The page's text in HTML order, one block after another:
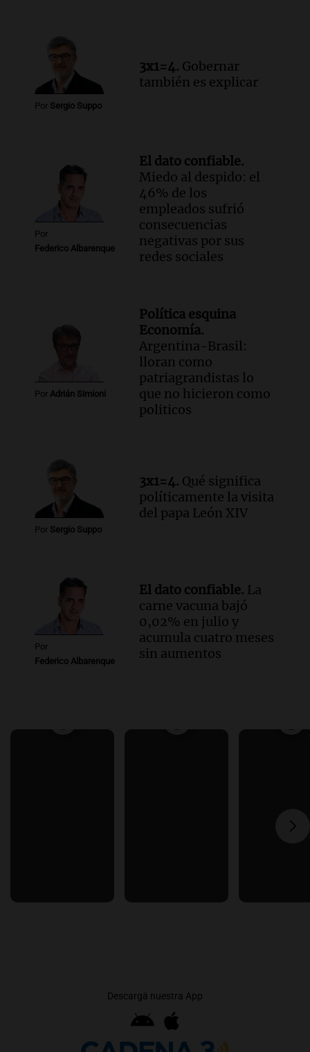
Informados al regreso
Episodios
Por Sergio Suppo
3x1=4. Gobernar
también es explicar
Por
Federico Albarenque
El dato confiable.
Miedo al despido: el
46% de los
empleados sufrió
consecuencias
negativas por sus
redes sociales
Por Adrián Simioni
Política esquina
Economía.
Argentina-Brasil:
lloran como
patriagrandistas lo
que no hicieron como
politicos
Por Sergio Suppo
3x1=4. Qué significa
políticamente la visita
del papa León XIV
Por
Federico Albarenque
El dato confiable. La
carne vacuna bajó
0,02% en julio y
acumula cuatro meses
sin aumentos
Descargá nuestra App